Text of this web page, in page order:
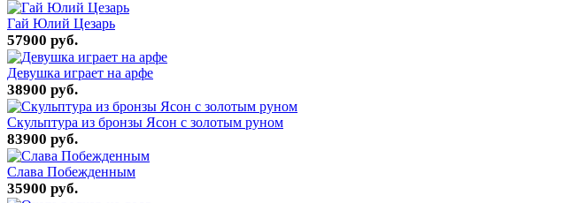
Гай Юлий Цезарь
57900 руб.
Девушка играет на арфе
38900 руб.
Скульптура из бронзы Ясон с золотым руном
83900 руб.
Слава Побежденным
35900 руб.